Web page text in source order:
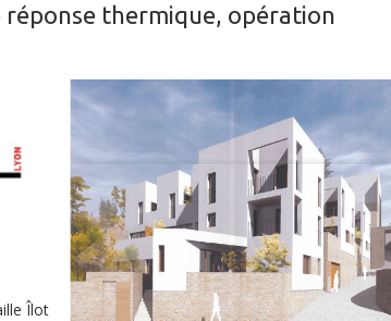
réponse thermique, opération
Îlot